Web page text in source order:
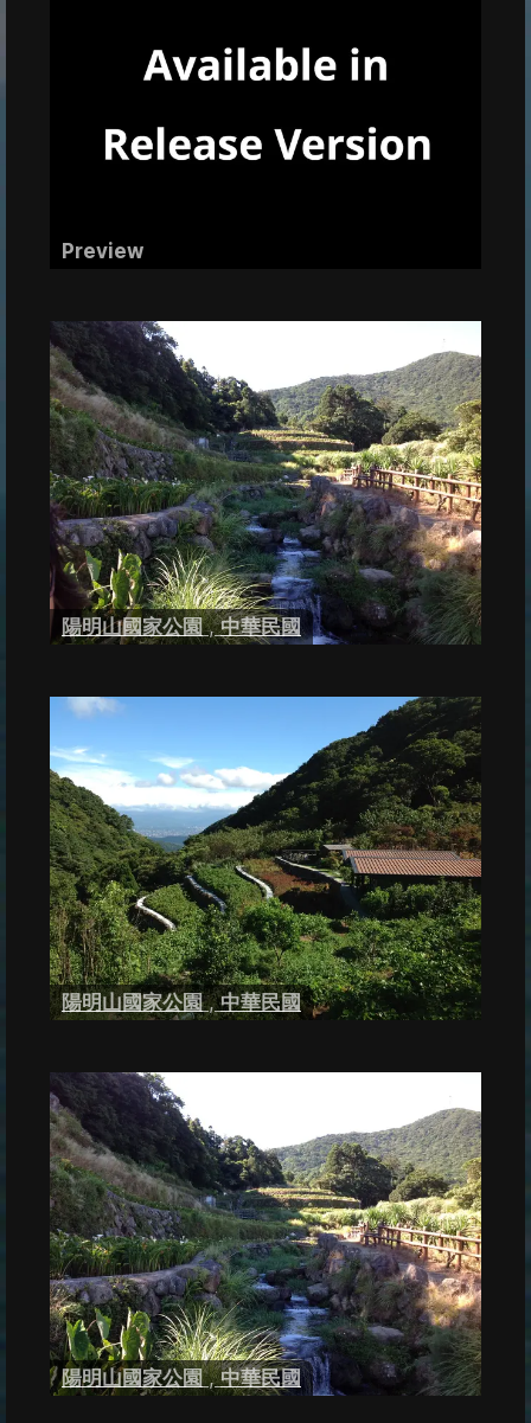
Preview
陽明山國家公園 , 中華民國
陽明山國家公園 , 中華民國
陽明山國家公園 , 中華民國